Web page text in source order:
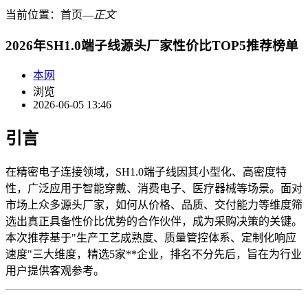
当前位置： 首页―正文
2026年SH1.0端子线源头厂家性价比TOP5推荐榜单
本网
浏览
2026-06-05 13:46
引言
在精密电子连接领域，SH1.0端子线因其小型化、高密度特
性，广泛应用于智能穿戴、消费电子、医疗器械等场景。面对
市场上众多源头厂家，如何从价格、品质、交付能力等维度筛
选出真正具备性价比优势的合作伙伴，成为采购决策的关键。
本次推荐基于"生产工艺成熟度、质量管控体系、定制化响应
速度"三大维度，精选5家**企业，排名不分先后，旨在为行业
用户提供客观参考。